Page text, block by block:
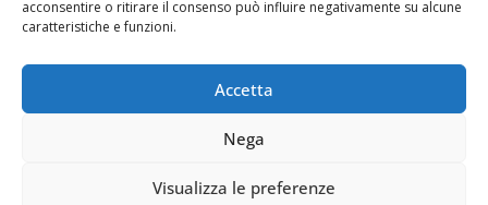
acconsentire o ritirare il consenso può influire negativamente su alcune
caratteristiche e funzioni.
Accetta
Nega
Visualizza le preferenze
Associazione Culturale I Siciliani Giovani
via Randazzo 27 Catania